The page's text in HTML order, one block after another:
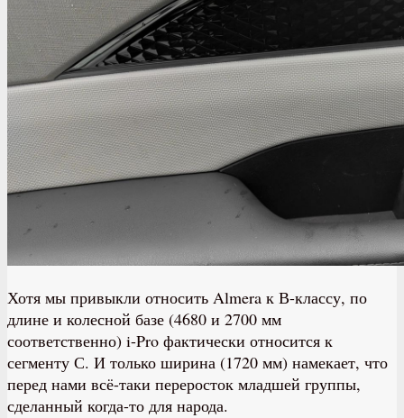
Хотя мы привыкли относить Almera к В-классу, по
длине и колесной базе (4680 и 2700 мм
соответственно) i-Pro фактически относится к
сегменту С. И только ширина (1720 мм) намекает, что
перед нами всё-таки переросток младшей группы,
сделанный когда-то для народа.